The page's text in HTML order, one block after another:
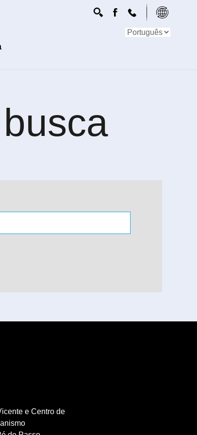
e Centro de